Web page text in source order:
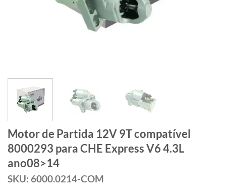
Motor de Partida 12V 9T compatível
8000293 para CHE Express V6 4.3L
ano08>14
SKU: 6000.0214-COM